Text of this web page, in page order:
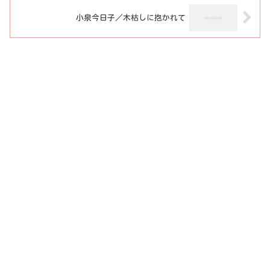
小泉今日子／木枯しに抱かれて